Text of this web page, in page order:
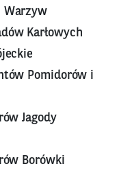
Warzyw
Karłowych
Pomidorów i
Jagody
Borówki